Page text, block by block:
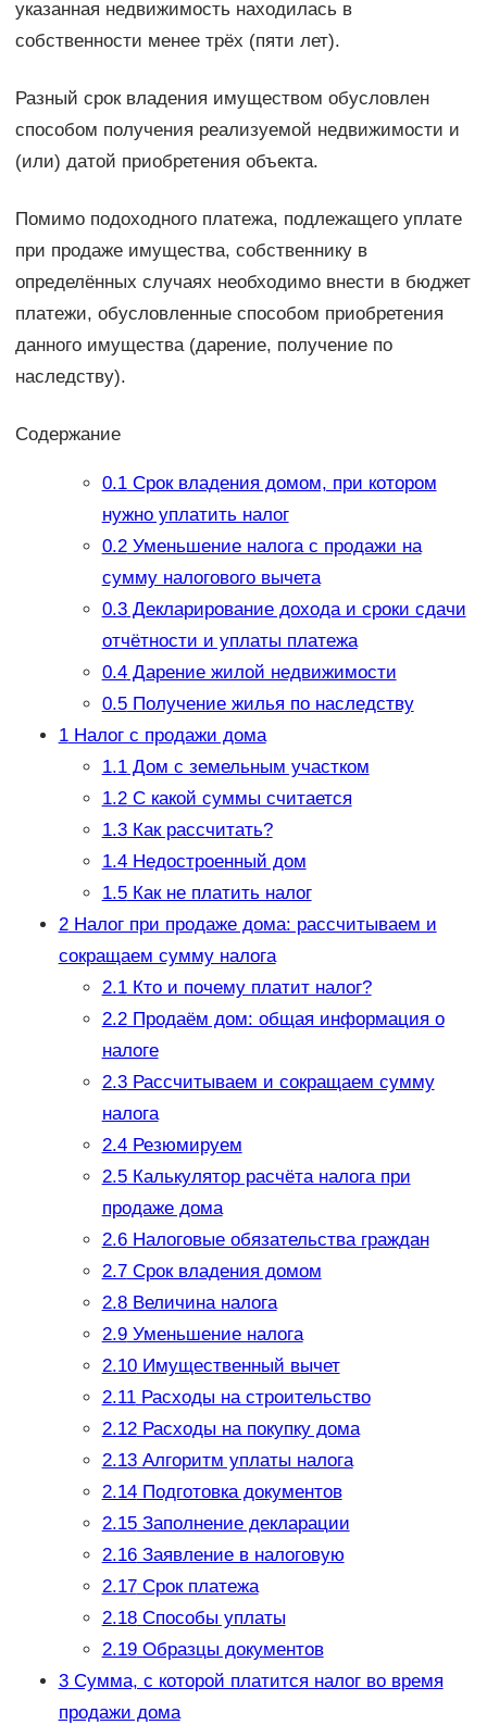
указанная недвижимость находилась в
собственности менее трёх (пяти лет).
Разный срок владения имуществом обусловлен
способом получения реализуемой недвижимости и
(или) датой приобретения объекта.
Помимо подоходного платежа, подлежащего уплате
при продаже имущества, собственнику в
определённых случаях необходимо внести в бюджет
платежи, обусловленные способом приобретения
данного имущества (дарение, получение по
наследству).
Содержание
0.1Срок владения домом, при котором
нужно уплатить налог
0.2Уменьшение налога с продажи на
сумму налогового вычета
0.3Декларирование дохода и сроки сдачи
отчётности и уплаты платежа
0.4Дарение жилой недвижимости
0.5Получение жилья по наследству
1Налог с продажи дома
1.1Дом с земельным участком
1.2С какой суммы считается
1.3Как рассчитать?
1.4Недостроенный дом
1.5Как не платить налог
2Налог при продаже дома: рассчитываем и
сокращаем сумму налога
2.1Кто и почему платит налог?
2.2Продаём дом: общая информация о
налоге
2.3Рассчитываем и сокращаем сумму
налога
2.4Резюмируем
2.5Калькулятор расчёта налога при
продаже дома
2.6Налоговые обязательства граждан
2.7Срок владения домом
2.8Величина налога
2.9Уменьшение налога
2.10Имущественный вычет
2.11Расходы на строительство
2.12Расходы на покупку дома
2.13Алгоритм уплаты налога
2.14Подготовка документов
2.15Заполнение декларации
2.16Заявление в налоговую
2.17Срок платежа
2.18Способы уплаты
2.19Образцы документов
3Сумма, с которой платится налог во время
продажи дома